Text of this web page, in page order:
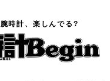
腕時計、楽しんでる?